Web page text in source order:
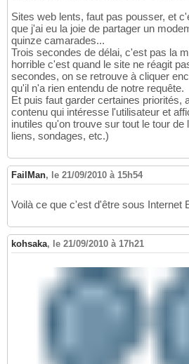
Sites web lents, faut pas pousser, et
que j'ai eu la joie de partager un
quinze camarades...
Trois secondes de délai, c'est pas la
horrible c'est quand le site ne réagit
secondes, on se retrouve à cliquer
qu'il n'a rien entendu de notre requête.
Et puis faut garder certaines priorités,
contenu qui intéresse l'utilisateur et
inutiles qu'on trouve sur tout le tour de
liens, sondages, etc.)
FailMan, le 21/09/2010 à 15h54
Voilà ce que c'est d'être sous Internet
kohsaka, le 21/09/2010 à 17h21